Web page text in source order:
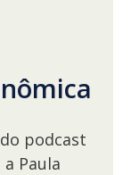
podcast
Paula